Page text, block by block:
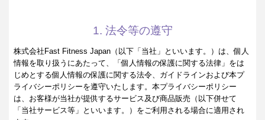
1. 法令等の遵守
株式会社Fast Fitness Japan（以下「当社」といいます。）は、個人
情報を取り扱うにあたって、「個人情報の保護に関する法律」をは
じめとする個人情報の保護に関する法令、ガイドラインおよび本プ
ライバシーポリシーを遵守いたします。本プライバシーポリシー
は、お客様が当社が提供するサービス及び商品販売（以下併せて
「当社サービス等」といいます。）をご利用される場合に適用され